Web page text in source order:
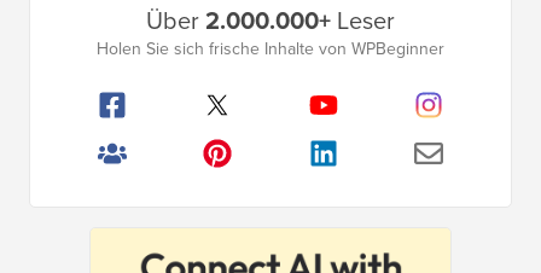
Seitenleistenmenü
Über2.000.000+ Leser
Holen Sie sich frische Inhalte von WPBeginner